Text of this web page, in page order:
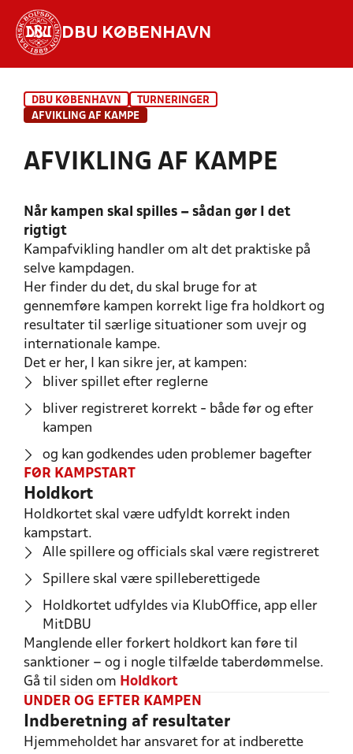
DBU KØBENHAVN
HOLD
DBU KØBENHAVN
TURNERINGER
AFVIKLING AF KAMPE
AFVIKLING AF KAMPE
Når kampen skal spilles – sådan gør I det
rigtigt
Kampafvikling handler om alt det praktiske på
selve kampdagen.
Her finder du det, du skal bruge for at
gennemføre kampen korrekt lige fra holdkort og
resultater til særlige situationer som uvejr og
internationale kampe.
Det er her, I kan sikre jer, at kampen:
bliver spillet efter reglerne
bliver registreret korrekt - både før og efter
kampen
og kan godkendes uden problemer bagefter
FØR KAMPSTART
Holdkort
Holdkortet skal være udfyldt korrekt inden
kampstart.
Alle spillere og officials skal være registreret
Spillere skal være spilleberettigede
Holdkortet udfyldes via KlubOffice, app eller
MitDBU
Manglende eller forkert holdkort kan føre til
sanktioner – og i nogle tilfælde taberdømmelse.
Gå til siden om Holdkort
UNDER OG EFTER KAMPEN
Indberetning af resultater
Hjemmeholdet har ansvaret for at indberette